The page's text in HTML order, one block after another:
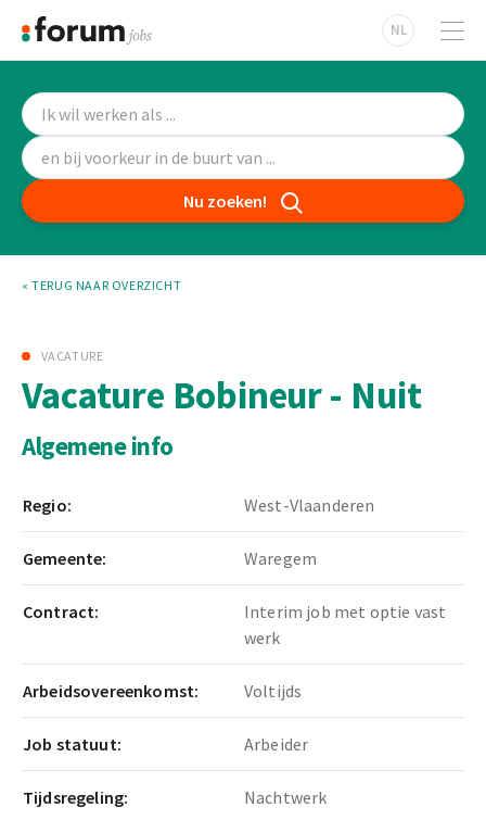
NL
Nu zoeken!
« TERUG NAAR OVERZICHT
VACATURE
Vacature Bobineur - Nuit
Algemene info
Regio: West-Vlaanderen
Gemeente: Waregem
Contract:
Interim job met optie vast
werk
Arbeidsovereenkomst: Voltijds
Job statuut: Arbeider
Tijdsregeling: Nachtwerk